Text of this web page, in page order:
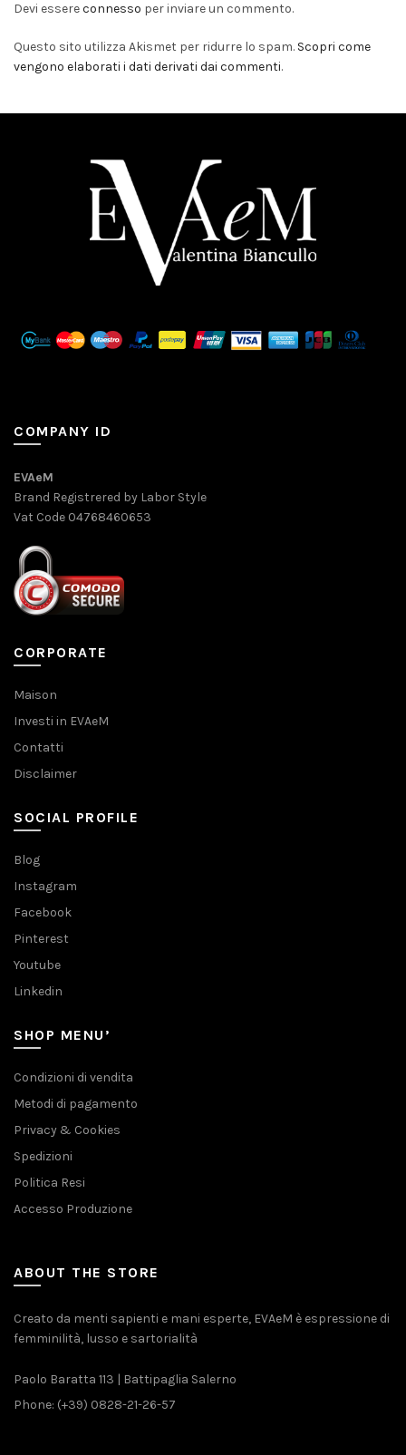
Devi essereconnesso per inviare un commento.
Questo sito utilizza Akismet per ridurre lo spam. Scopri come
vengono elaborati i dati derivati dai commenti.
COMPANY ID
EVAeM
Brand Registrered by Labor Style
Vat Code 04768460653
CORPORATE
Maison
Investi in EVAeM
Contatti
Disclaimer
SOCIAL PROFILE
Blog
Instagram
Facebook
Pinterest
Youtube
Linkedin
SHOP MENU’
Condizioni di vendita
Metodi di pagamento
Privacy & Cookies
Spedizioni
Politica Resi
Accesso Produzione
ABOUT THE STORE
Creato da menti sapienti e mani esperte, EVAeM è espressione di
femminilità, lusso e sartorialità
Paolo Baratta 113 | Battipaglia Salerno
Phone: (+39) 0828-21-26-57